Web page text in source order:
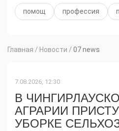
помощ профессия
Главная / Новости / 07 news
7.08.2026, 12:30
В
АГРАРИИ
УБОРКЕ